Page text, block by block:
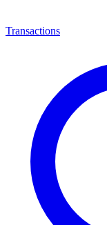
Transactions